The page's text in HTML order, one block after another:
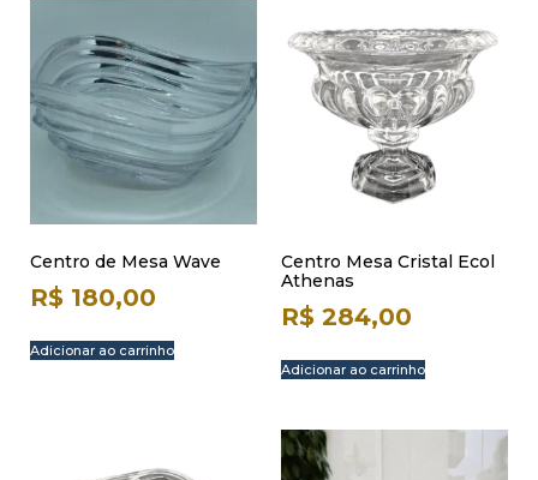
Centro de Mesa Wave
R$ 180,00
Adicionar ao carrinho
Centro Mesa Cristal Ecol
Athenas
R$ 284,00
Adicionar ao carrinho